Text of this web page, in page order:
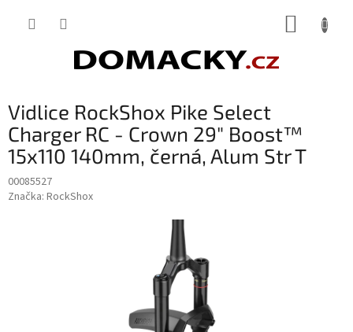
Vidlice RockShox Pike Select
Charger RC - Crown 29" Boost™
15x110 140mm, černá, Alum Str T
00085527
Značka: RockShox